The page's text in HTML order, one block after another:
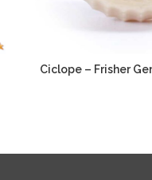
Ciclope – Frisher